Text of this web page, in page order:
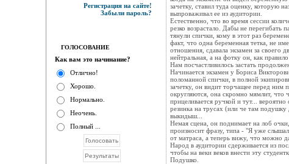
Регистрация на сайте!
Забыли пароль?
ГОЛОСОВАНИЕ
Как вам это начинание?
Отлично!
Хорошо.
Нормально.
Неочень.
Полный ...
зачетку, ставил туда оценку, которую
выпроваживал ее из аудитории.
Естественно, что во время сессии
резко возрастало. Дабы не перегибать
тянули спички, кому в этот раз
факт, что одна беременная тетка, не
отношения, сдавала экзамен за своего
нейтральная, а на фотку он, как
Нам посчастливилось застать
Начинается экзамен у Бориса
поломанной спички, в полной
зачетку, он видит торчащее перед ним
округляются, она скромно мямлит, что
прицеливается ручкой и тут...
резинка на трусах (или че там подушку
выкидыш...
Немая сцена, он поднимает на лоб
произносит фразу, типа - "Я уже
от матраса, а теперь вижу, что можно
Народ в аудитории сдерживается из
чтобы на веки веков внести эту
Подушко.